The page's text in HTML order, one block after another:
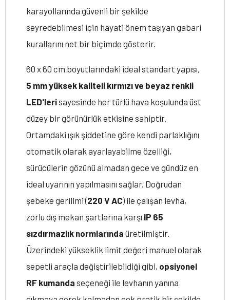
karayollarında güvenli bir şekilde
seyredebilmesi için hayati önem taşıyan gabari
kurallarını net bir biçimde gösterir.
60 x 60 cm boyutlarındaki ideal standart yapısı,
5 mm yüksek kaliteli kırmızı ve beyaz renkli
LED'lerisayesinde her türlü hava koşulunda üst
düzey bir görünürlük etkisine sahiptir.
Ortamdaki ışık şiddetine göre kendi parlaklığını
otomatik olarak ayarlayabilme özelliği,
sürücülerin gözünü almadan gece ve gündüz en
ideal uyarının yapılmasını sağlar. Doğrudan
şebeke gerilimi (220 V AC) ile çalışan levha,
zorlu dış mekan şartlarına karşı IP 65
sızdırmazlık normlarında üretilmiştir.
Üzerindeki yükseklik limit değeri manuel olarak
sepetli araçla değiştirilebildiği gibi, opsiyonel
RF kumanda seçeneği ile levhanın yanına